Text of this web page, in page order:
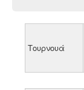
Τουρνουά